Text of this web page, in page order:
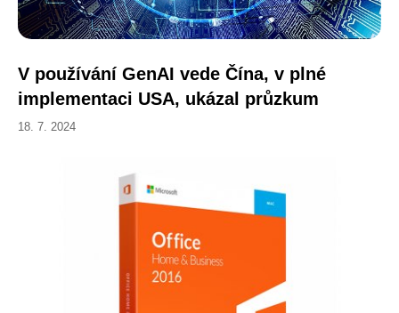
V používání GenAI vede Čína, v plné
implementaci USA, ukázal průzkum
18. 7. 2024